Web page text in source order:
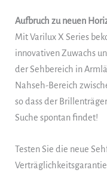
Aufbruch zu neuen
Mit Varilux X Series
innovativen Zuwachs
der Sehbereich in
Nahseh-Bereich
so dass der
Suche spontan findet!
Testen Sie die neue